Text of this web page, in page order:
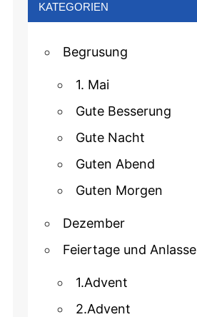
KATEGORIEN
Begrusung
1. Mai
Gute Besserung
Gute Nacht
Guten Abend
Guten Morgen
Dezember
Feiertage und Anlasse
1.Advent
2.Advent